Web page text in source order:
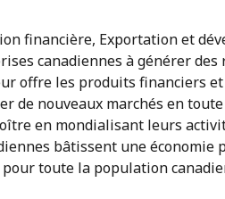
financière, Exportation et
canadiennes à générer des
offre les produits financiers
de nouveaux marchés en
en mondialisant leurs
bâtissent une économie
toute la population